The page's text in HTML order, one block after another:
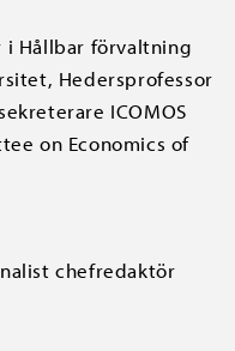
i Hållbar förvaltning
Hedersprofessor
ICOMOS
on Economics of
chefredaktör